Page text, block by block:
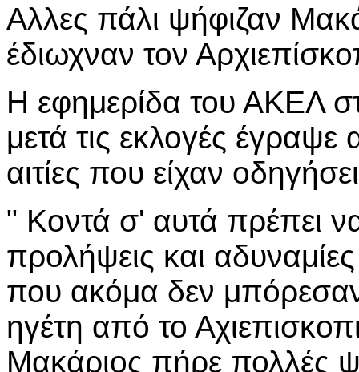
Αλλες πάλι ψήφιζαν
έδιωχναν τον
Η εφημερίδα του ΑΚΕΛ
μετά τις εκλογές
αιτίες που είχαν
" Κοντά σ' αυτά πρέπει
προλήψεις και
που ακόμα δεν μπόρεσαν
ηγέτη από το
Μακάριος πήρε πολλές